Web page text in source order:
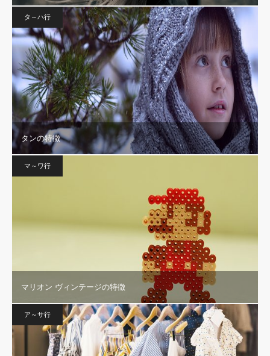
タ～ハ行
タンの特徴
マ～ワ行
マリオン ヴィンテージの特徴
ア～サ行